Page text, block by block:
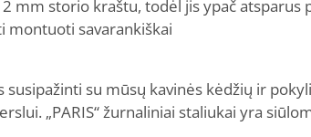
2 mm storio kraštu, todėl jis ypač
montuoti savarankiškai
susipažinti su mūsų kavinės kėdžių ir
„PARIS“ žurnaliniai staliukai yra